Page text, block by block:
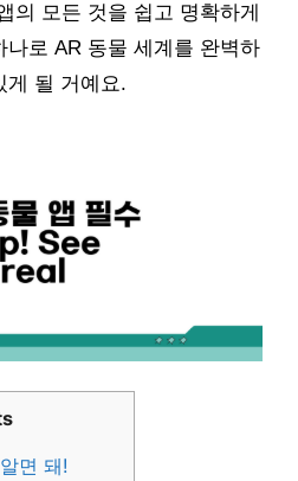
의 모든 것을 쉽고 명확하게
나로 AR 동물 세계를 완벽하
게 될 거예요.
면 돼!